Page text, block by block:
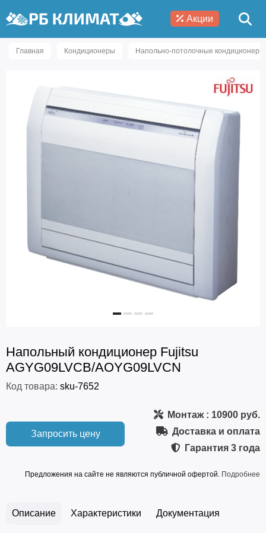
Акции
Главная Кондиционеры Напольно-потолочные кондиционеры
Напольный кондиционер Fujitsu
AGYG09LVCB/AOYG09LVCN
Код товара: sku-7652
Запросить цену
Монтаж: 10900 руб.
Доставка и оплата
Гарантия 3 года
Предложения на сайте не являются публичной офертой. Подробнее
Описание Характеристики Документация